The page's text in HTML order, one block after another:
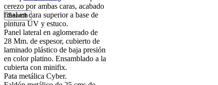
Search
cerezo por ambas caras, acabado
final en cara superior a base de
pintura UV y estuco.
Panel lateral en aglomerado de
28 Mm. de espesor, cubierto de
laminado plástico de baja presión
en color platino. Ensamblado a la
cubierta con minifix.
Pata metálica Cyber.